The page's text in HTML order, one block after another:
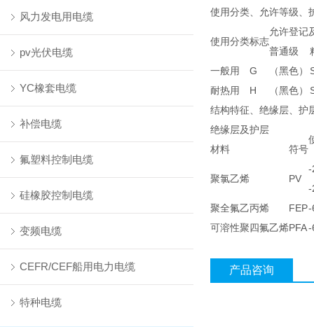
风力发电用电缆
pv光伏电缆
YC橡套电缆
补偿电缆
氟塑料控制电缆
硅橡胶控制电缆
变频电缆
CEFR/CEF船用电力电缆
特种电缆
使用分类、允许等级、
使用分类标志
允许登记
普通级
一般用
G （黑色）
耐热用
H （黑色）
结构特征、绝缘层、护
绝缘层及护层
材料
符号
聚氯乙烯 PV
-
-
聚全氟乙丙烯
FEP-
可溶性聚四氟乙烯PFA-
产品咨询